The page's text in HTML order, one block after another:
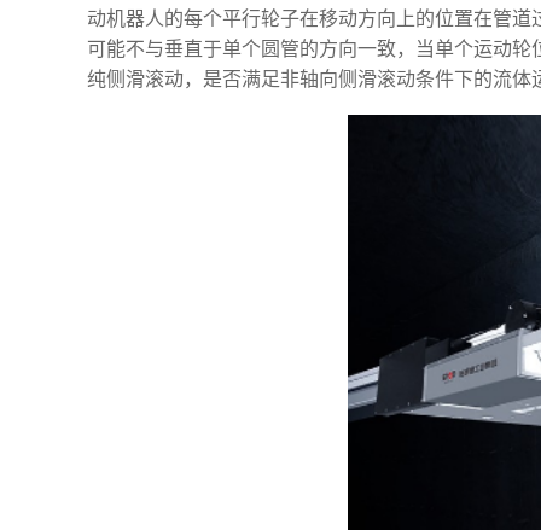
动机器人的每个平行轮子在移动方向上的位置在管
可能不与垂直于单个圆管的方向一致，当单个运动
纯侧滑滚动，是否满足非轴向侧滑滚动条件下的流体